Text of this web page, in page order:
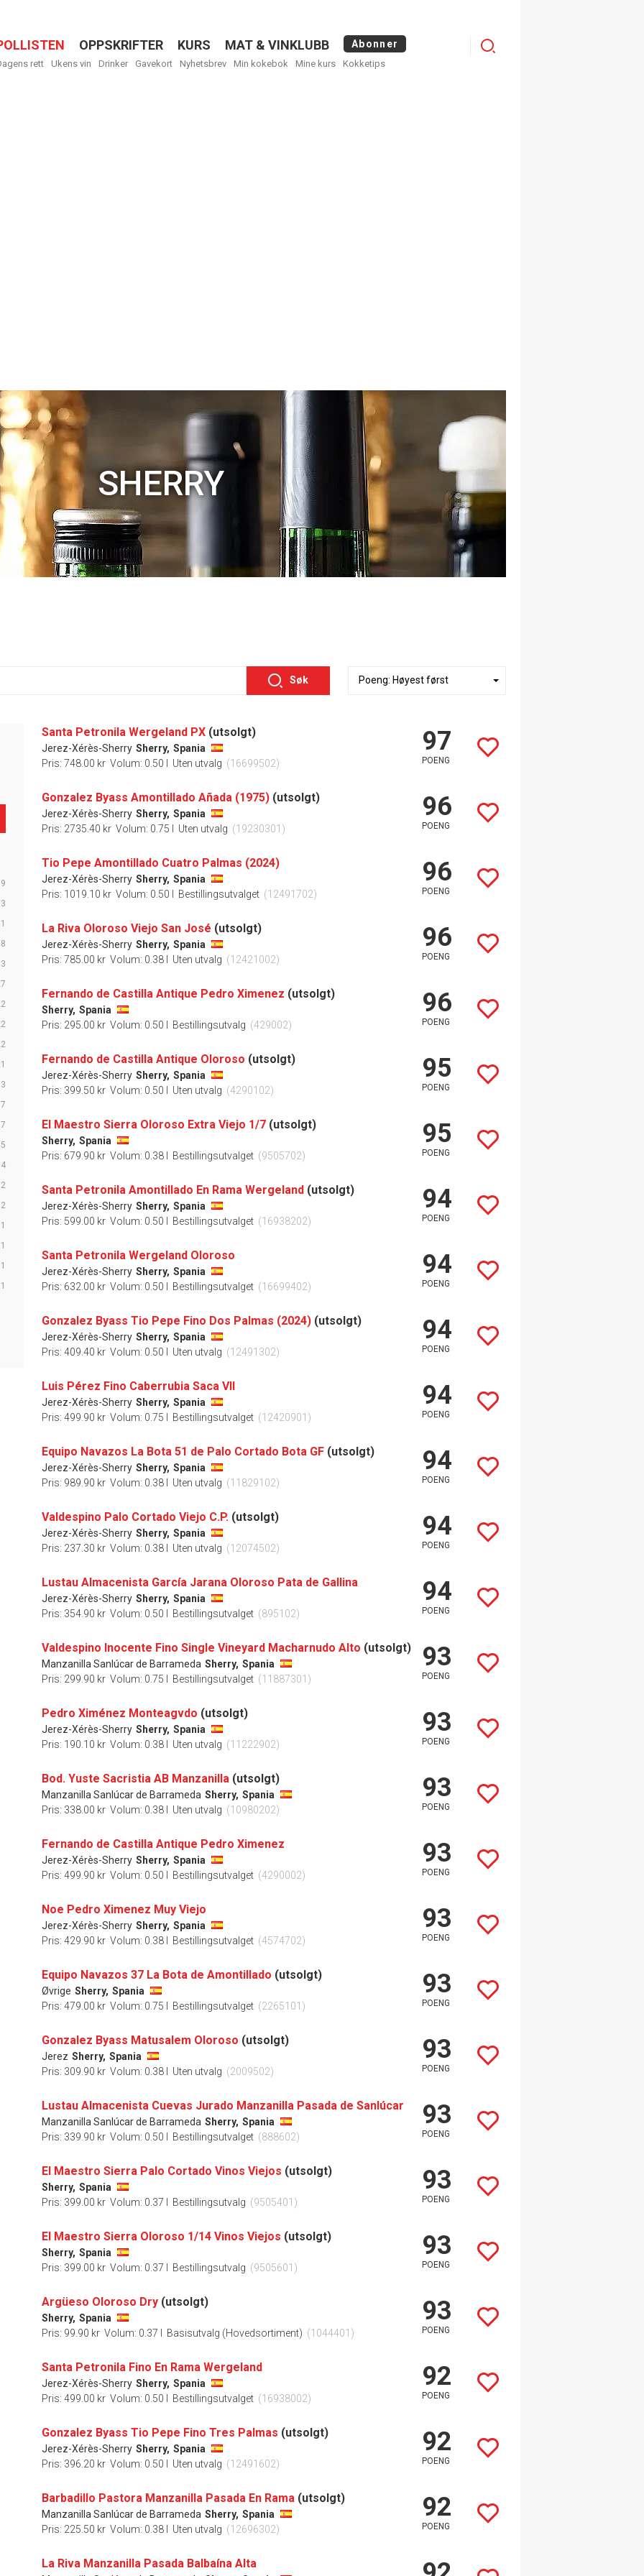
OPPSKRIFTER KURS MAT & VINKLUBB Abonner
rett Ukens vin Drinker Gavekort Nyhetsbrev Min kokebok Mine kurs Kokketips
Logg
SHERRY
Søk
7
7
5
4
2
2
1
1
1
1
Santa Petronila Wergeland PX (utsolgt)
Jerez-Xérès-Sherry Sherry, Spania
Pris: 748.00 kr Volum: 0.50 l Uten utvalg (16699502)
97
POENG
Gonzalez Byass Amontillado Añada (1975) (utsolgt)
Jerez-Xérès-Sherry Sherry, Spania
Pris: 2735.40 kr Volum: 0.75 l Uten utvalg (19230301)
96
POENG
Tio Pepe Amontillado Cuatro Palmas (2024)
Jerez-Xérès-Sherry Sherry, Spania
Pris: 1019.10 kr Volum: 0.50 l Bestillingsutvalget (12491702)
96
POENG
La Riva Oloroso Viejo San José (utsolgt)
Jerez-Xérès-Sherry Sherry, Spania
Pris: 785.00 kr Volum: 0.38 l Uten utvalg (12421002)
96
POENG
Fernando de Castilla Antique Pedro Ximenez (utsolgt)
Sherry, Spania
Pris: 295.00 kr Volum: 0.50 l Bestillingsutvalg (429002)
96
POENG
Fernando de Castilla Antique Oloroso (utsolgt)
Jerez-Xérès-Sherry Sherry, Spania
Pris: 399.50 kr Volum: 0.50 l Uten utvalg (4290102)
95
POENG
El Maestro Sierra Oloroso Extra Viejo 1/7 (utsolgt)
Sherry, Spania
Pris: 679.90 kr Volum: 0.38 l Bestillingsutvalget (9505702)
95
POENG
Santa Petronila Amontillado En Rama Wergeland (utsolgt)
Jerez-Xérès-Sherry Sherry, Spania
Pris: 599.00 kr Volum: 0.50 l Bestillingsutvalget (16938202)
94
POENG
Santa Petronila Wergeland Oloroso
Jerez-Xérès-Sherry Sherry, Spania
Pris: 632.00 kr Volum: 0.50 l Bestillingsutvalget (16699402)
94
POENG
Gonzalez Byass Tio Pepe Fino Dos Palmas (2024) (utsolgt)
Jerez-Xérès-Sherry Sherry, Spania
Pris: 409.40 kr Volum: 0.50 l Uten utvalg (12491302)
94
POENG
Luis Pérez Fino Caberrubia Saca VII
Jerez-Xérès-Sherry Sherry, Spania
Pris: 499.90 kr Volum: 0.75 l Bestillingsutvalget (12420901)
94
POENG
Equipo Navazos La Bota 51 de Palo Cortado Bota GF (utsolgt)
Jerez-Xérès-Sherry Sherry, Spania
Pris: 989.90 kr Volum: 0.38 l Uten utvalg (11829102)
94
POENG
Valdespino Palo Cortado Viejo C.P. (utsolgt)
Jerez-Xérès-Sherry Sherry, Spania
Pris: 237.30 kr Volum: 0.38 l Uten utvalg (12074502)
94
POENG
Lustau Almacenista García Jarana Oloroso Pata de Gallina
Jerez-Xérès-Sherry Sherry, Spania
Pris: 354.90 kr Volum: 0.50 l Bestillingsutvalget (895102)
94
POENG
Valdespino Inocente Fino Single Vineyard Macharnudo Alto (utsolgt)
Manzanilla Sanlúcar de Barrameda Sherry, Spania
Pris: 299.90 kr Volum: 0.75 l Bestillingsutvalget (11887301)
93
POENG
Pedro Ximénez Monteagvdo (utsolgt)
Jerez-Xérès-Sherry Sherry, Spania
Pris: 190.10 kr Volum: 0.38 l Uten utvalg (11222902)
93
POENG
Bod. Yuste Sacristia AB Manzanilla (utsolgt)
Manzanilla Sanlúcar de Barrameda Sherry, Spania
Pris: 338.00 kr Volum: 0.38 l Uten utvalg (10980202)
93
POENG
Fernando de Castilla Antique Pedro Ximenez
Jerez-Xérès-Sherry Sherry, Spania
Pris: 499.90 kr Volum: 0.50 l Bestillingsutvalget (4290002)
93
POENG
Noe Pedro Ximenez Muy Viejo
Jerez-Xérès-Sherry Sherry, Spania
Pris: 429.90 kr Volum: 0.38 l Bestillingsutvalget (4574702)
93
POENG
Equipo Navazos 37 La Bota de Amontillado (utsolgt)
Øvrige Sherry, Spania
Pris: 479.00 kr Volum: 0.75 l Bestillingsutvalget (2265101)
93
POENG
Gonzalez Byass Matusalem Oloroso (utsolgt)
Jerez Sherry, Spania
Pris: 309.90 kr Volum: 0.38 l Uten utvalg (2009502)
93
POENG
Lustau Almacenista Cuevas Jurado Manzanilla Pasada de Sanlúcar
Manzanilla Sanlúcar de Barrameda Sherry, Spania
Pris: 339.90 kr Volum: 0.50 l Bestillingsutvalget (888602)
93
POENG
El Maestro Sierra Palo Cortado Vinos Viejos (utsolgt)
Sherry, Spania
Pris: 399.00 kr Volum: 0.37 l Bestillingsutvalg (9505401)
93
POENG
El Maestro Sierra Oloroso 1/14 Vinos Viejos (utsolgt)
Sherry, Spania
Pris: 399.00 kr Volum: 0.37 l Bestillingsutvalg (9505601)
93
POENG
Argüeso Oloroso Dry (utsolgt)
Sherry, Spania
Pris: 99.90 kr Volum: 0.37 l Basisutvalg (Hovedsortiment) (1044401)
93
POENG
Santa Petronila Fino En Rama Wergeland
Jerez-Xérès-Sherry Sherry, Spania
Pris: 499.00 kr Volum: 0.50 l Bestillingsutvalget (16938002)
92
POENG
Gonzalez Byass Tio Pepe Fino Tres Palmas (utsolgt)
Jerez-Xérès-Sherry Sherry, Spania
Pris: 396.20 kr Volum: 0.50 l Uten utvalg (12491602)
92
POENG
Barbadillo Pastora Manzanilla Pasada En Rama (utsolgt)
Manzanilla Sanlúcar de Barrameda Sherry, Spania
Pris: 225.50 kr Volum: 0.38 l Uten utvalg (12696302)
92
POENG
La Riva Manzanilla Pasada Balbaína Alta